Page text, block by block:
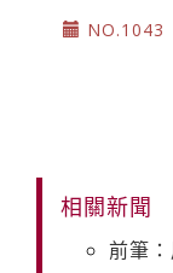
NO.1043
相關新聞
前筆